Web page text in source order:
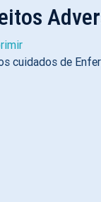
cuidados de